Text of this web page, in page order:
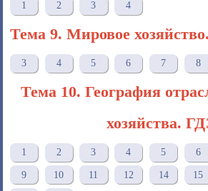
1 2 3 4
Тема 9. Мировое
3 4 5 6 7 8
Тема 10. География
хозяйства.
1 2 3 4 5 6
9 10 11 12 14 15